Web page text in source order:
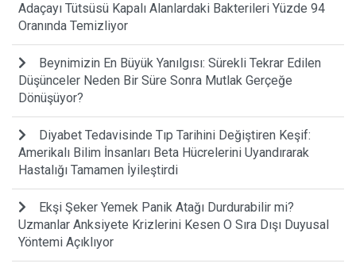
Adaçayı Tütsüsü Kapalı Alanlardaki Bakterileri Yüzde 94
Oranında Temizliyor
Beynimizin En Büyük Yanılgısı: Sürekli Tekrar Edilen
Düşünceler Neden Bir Süre Sonra Mutlak Gerçeğe
Dönüşüyor?
Diyabet Tedavisinde Tıp Tarihini Değiştiren Keşif:
Amerikalı Bilim İnsanları Beta Hücrelerini Uyandırarak
Hastalığı Tamamen İyileştirdi
Ekşi Şeker Yemek Panik Atağı Durdurabilir mi?
Uzmanlar Anksiyete Krizlerini Kesen O Sıra Dışı Duyusal
Yöntemi Açıklıyor